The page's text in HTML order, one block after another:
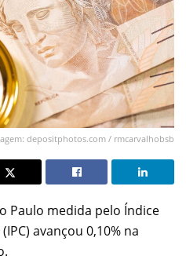
depositphotos.com / rmcarvalhobsb
Paulo medida pelo Índice
avançou 0,10% na